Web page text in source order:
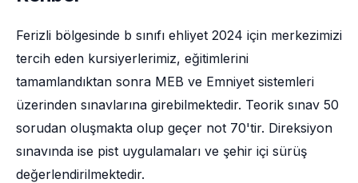
Ferizli bölgesinde b sınıfı ehliyet 2024 için merkezimizi
tercih eden kursiyerlerimiz, eğitimlerini
tamamlandıktan sonra MEB ve Emniyet sistemleri
üzerinden sınavlarına girebilmektedir. Teorik sınav 50
sorudan oluşmakta olup geçer not 70'tir. Direksiyon
sınavında ise pist uygulamaları ve şehir içi sürüş
değerlendirilmektedir.